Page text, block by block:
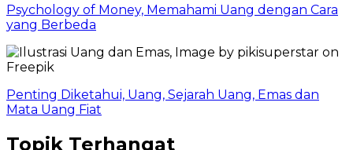
Psychology of Money, Memahami Uang dengan Cara
yang Berbeda
Penting Diketahui, Uang, Sejarah Uang, Emas dan
Mata Uang Fiat
Topik Terhangat